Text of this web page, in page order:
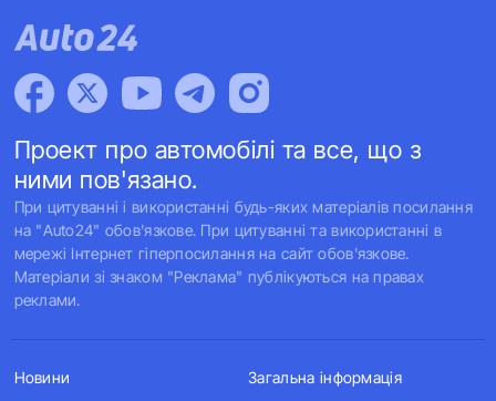
Проект про автомобілі та все, що з
ними пов'язано.
При цитуванні і використанні будь-яких матеріалів посилання
на "Auto24" обов'язкове. При цитуванні та використанні в
мережі Інтернет гіперпосилання на сайт обов'язкове.
Матеріали зі знаком "Реклама" публікуються на правах
реклами.
Новини Загальна інформація